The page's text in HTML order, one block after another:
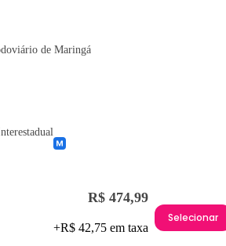
de Maringá
R$ 474,99
+R$ 42,75 em taxa
Selecionar